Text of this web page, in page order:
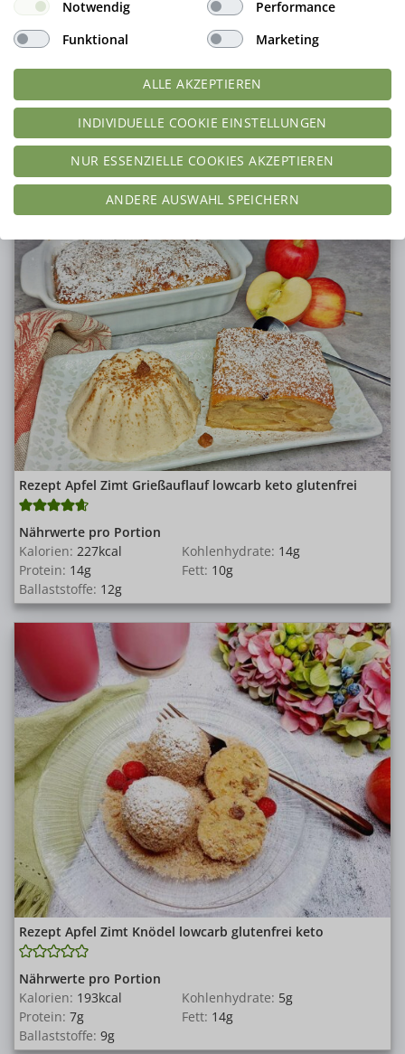
Rezept Apfel Streusel Hoopies lowcarb glutenfrei keto
Nährwerte pro Portion
Kalorien:231kcal Kohlenhydrate:2g
7g Fett:18g
Ballaststoffe:13g
Rezept Apfel Zimt Grießauflauf lowcarb keto glutenfrei
Nährwerte pro Portion
Kalorien: 227kcal Kohlenhydrate: 14g
Protein: 14g Fett: 10g
Ballaststoffe: 12g
Rezept Apfel Zimt Knödel lowcarb glutenfrei keto
Nährwerte pro Portion
Kalorien: 193kcal Kohlenhydrate: 5g
Protein: 7g Fett: 14g
Ballaststoffe: 9g
Notwendig
Performance
Funktional
Marketing
ALLE AKZEPTIEREN
INDIVIDUELLE COOKIE EINSTELLUNGEN
NUR ESSENZIELLE COOKIES AKZEPTIEREN
ANDERE AUSWAHL SPEICHERN